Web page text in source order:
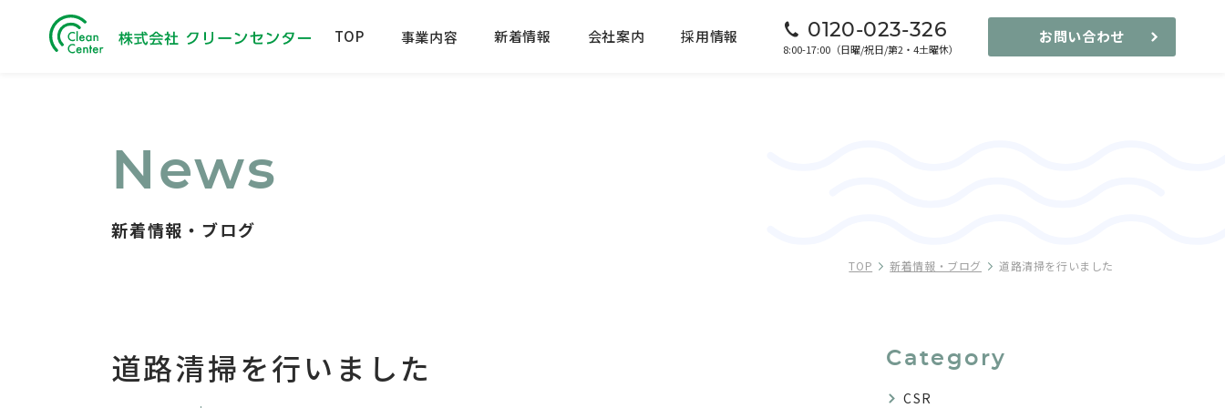
TOP 事業内容 新着情報 会社案内 採用情報 0120-023-326
8:00-17:00（日曜/祝日/第2・4土曜休）
お問い合わせ
News
新着情報・ブログ
TOP 新着情報・ブログ 道路清掃を行いました
道路清掃を行いました Category
CSR